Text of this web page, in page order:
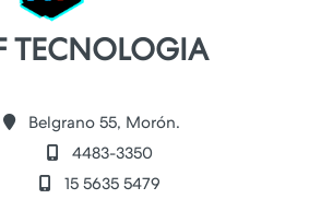
TECNOLOGIA
Belgrano 55, Morón.
4483-3350
15 5635 5479